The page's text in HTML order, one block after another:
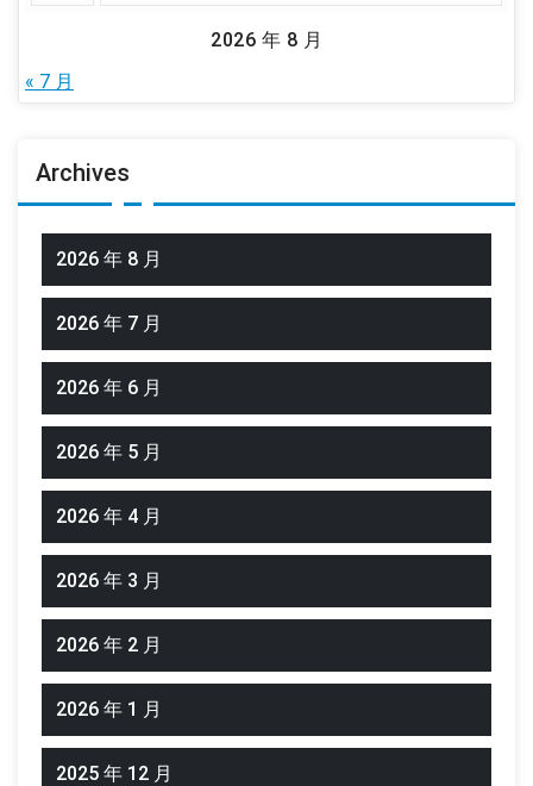
2026 年 8 月
« 7 月
Archives
2026 年 8 月
2026 年 7 月
2026 年 6 月
2026 年 5 月
2026 年 4 月
2026 年 3 月
2026 年 2 月
2026 年 1 月
2025 年 12 月